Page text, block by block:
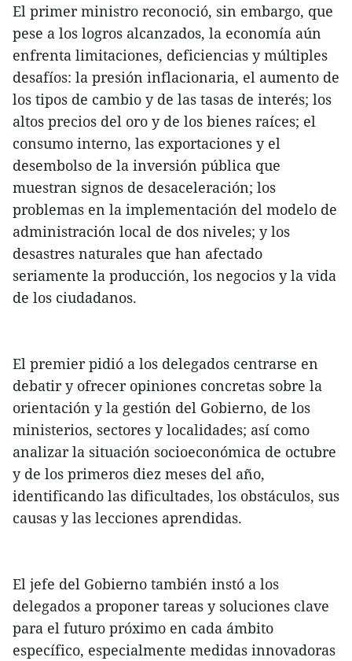
El primer ministro reconoció, sin embargo, que
pese a los logros alcanzados, la economía aún
enfrenta limitaciones, deficiencias y múltiples
desafíos: la presión inflacionaria, el aumento de
los tipos de cambio y de las tasas de interés; los
altos precios del oro y de los bienes raíces; el
consumo interno, las exportaciones y el
desembolso de la inversión pública que
muestran signos de desaceleración; los
problemas en la implementación del modelo de
administración local de dos niveles; y los
desastres naturales que han afectado
seriamente la producción, los negocios y la vida
de los ciudadanos.
El premier pidió a los delegados centrarse en
debatir y ofrecer opiniones concretas sobre la
orientación y la gestión del Gobierno, de los
ministerios, sectores y localidades; así como
analizar la situación socioeconómica de octubre
y de los primeros diez meses del año,
identificando las dificultades, los obstáculos, sus
causas y las lecciones aprendidas.
El jefe del Gobierno también instó a los
delegados a proponer tareas y soluciones clave
para el futuro próximo en cada ámbito
específico, especialmente medidas innovadoras